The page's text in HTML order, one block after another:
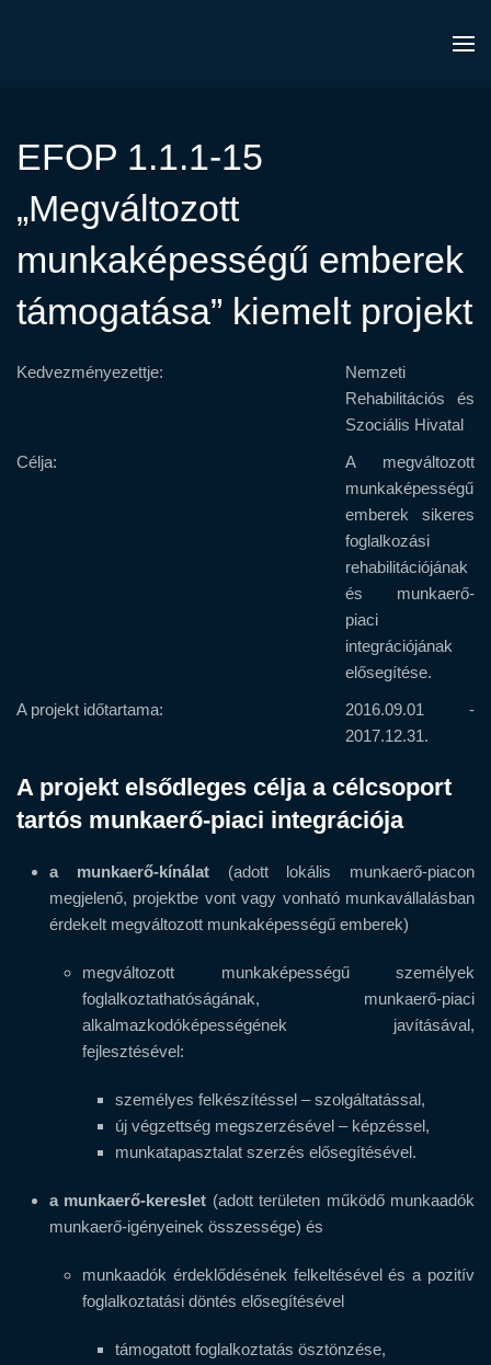
EFOP 1.1.1-15
„Megváltozott
munkaképességű emberek
támogatása” kiemelt projekt
Kedvezményezettje:
Nemzeti
Rehabilitációs és
Szociális Hivatal
Célja:
A megváltozott
munkaképességű
emberek sikeres
foglalkozási
rehabilitációjának
és munkaerő-
piaci
integrációjának
elősegítése.
A projekt időtartama:
2016.09.01 -
2017.12.31.
A projekt elsődleges célja a célcsoport
tartós munkaerő-piaci integrációja
a munkaerő-kínálat(adott lokális munkaerő-piacon
megjelenő, projektbe vont vagy vonható munkavállalásban
érdekelt megváltozott munkaképességű emberek)
megváltozott munkaképességű személyek
foglalkoztathatóságának, munkaerő-piaci
alkalmazkodóképességének javításával,
fejlesztésével:
személyes felkészítéssel – szolgáltatással,
új végzettség megszerzésével – képzéssel,
munkatapasztalat szerzés elősegítésével.
a munkaerő-kereslet (adott területen működő munkaadók
munkaerő-igényeinek összessége) és
munkaadók érdeklődésének felkeltésével és a pozitív
foglalkoztatási döntés elősegítésével
támogatott foglalkoztatás ösztönzése,